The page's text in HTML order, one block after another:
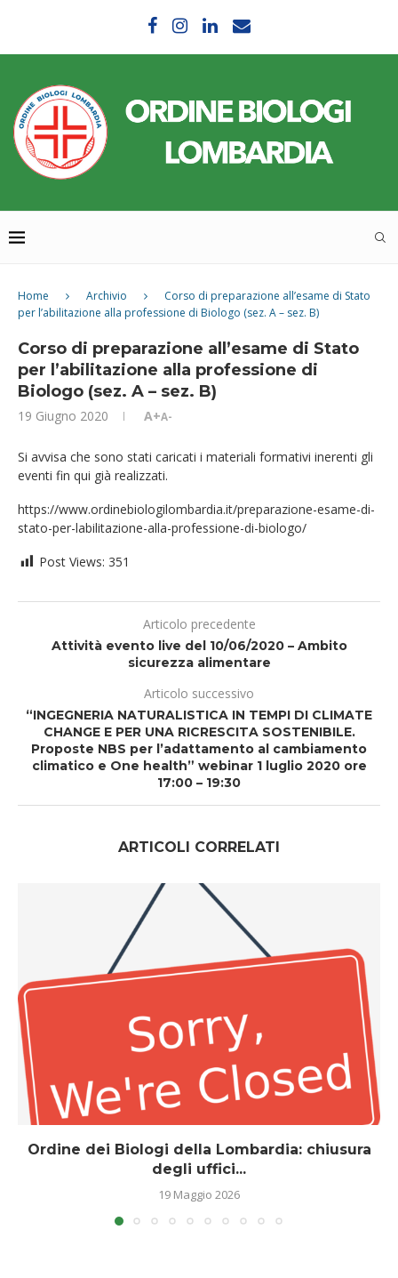
Home Archivio
Corso di preparazione all’esame di Stato
per l’abilitazione alla professione di Biologo (sez. A – sez. B)
Corso di preparazione all’esame di Stato
per l’abilitazione alla professione di
Biologo (sez. A – sez. B)
19 Giugno 2020 A+A-
Si avvisa che sono stati caricati i materiali formativi inerenti gli
eventi fin qui già realizzati.
https://www.ordinebiologilombardia.it/preparazione-esame-di-
stato-per-labilitazione-alla-professione-di-biologo/
Post Views: 351
Articolo precedente
Attività evento live del 10/06/2020 – Ambito
sicurezza alimentare
Articolo successivo
“INGEGNERIA NATURALISTICA IN TEMPI DI CLIMATE
CHANGE E PER UNA RICRESCITA SOSTENIBILE.
Proposte NBS per l’adattamento al cambiamento
climatico e One health” webinar 1 luglio 2020 ore
17:00 – 19:30
ARTICOLI CORRELATI
Ordine dei Biologi della Lombardia: chiusura
degli uffici...
19 Maggio 2026